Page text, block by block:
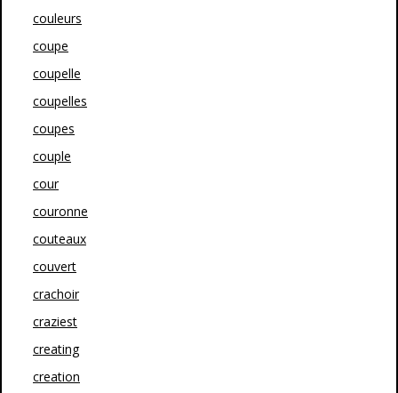
couleurs
coupe
coupelle
coupelles
coupes
couple
cour
couronne
couteaux
couvert
crachoir
craziest
creating
creation